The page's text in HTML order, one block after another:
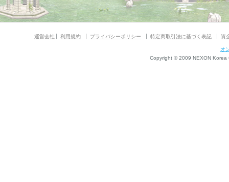
運営会社 利用規約 プライバシーポリシー 特定商取引法に基づく表記 資
オ
Copyright © 2009 NEXON Korea